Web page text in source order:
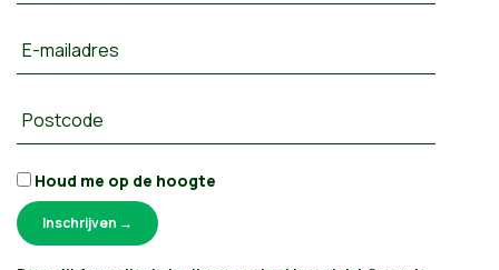
E-mailadres
Postcode
Houd me op de hoogte